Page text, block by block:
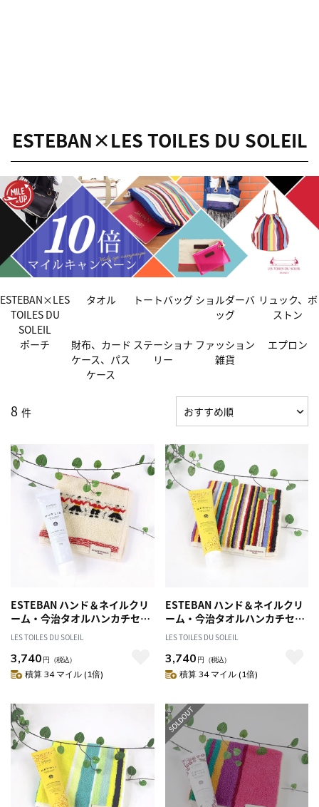
ESTEBAN×LES TOILES DU SOLEIL
ESTEBAN×LES
TOILES DU
SOLEIL
タオル トートバッグ ショルダーバ
ッグ
リュック、ボ
ストン
ポーチ
財布、カード
ケース、パス
ケース
ステーショナ
リー
ファッション
雑貨
エプロン
8 件
ESTEBAN ハンド＆ネイルクリ
ーム・今治タオルハンカチセッ
ト(ピュアリネン＆サルダンヌ)
イルケア タオル ギフト
LES TOILES DU SOLEIL
3,740 円 （税込）
積算 34 マイル (1倍)
ESTEBAN ハンド＆ネイルクリ
ーム・今治タオルハンカチセッ
ト(ネロリ＆トム マルチ) エステ
ア タオル ギフト
LES TOILES DU SOLEIL
3,740 円 （税込）
積算 34 マイル (1倍)